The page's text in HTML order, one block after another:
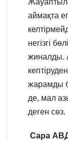
аймақта
негізгі
жиналды.
жарамды
де, мал
деген сөз.
Сара